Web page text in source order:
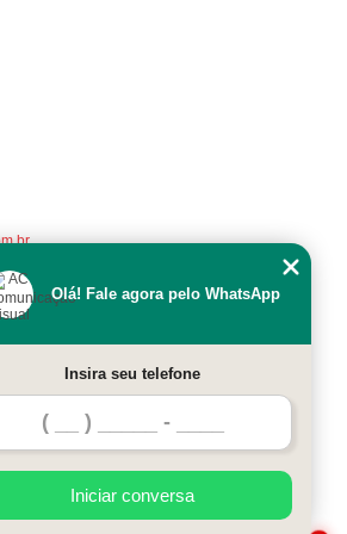
valores Água Espraiada
Olá! Fale agora pelo WhatsApp
Insira seu telefone
Iniciar conversa